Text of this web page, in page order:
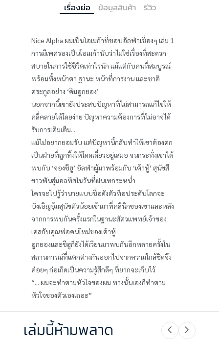
เรื่องย่อ ข้อมูลสินค้า รีวิว
Nice Alpha ผมเป็นโอเมก้าที่ชอบอัลฟ่าเชื่องๆ เล่ม 1
การมีเพศรองเป็นโอเมก้านับว่าไม่ใช่เรื่องที่สะดวก
สบายในการใช้ชีวิตเท่าไรนัก แม้แต่กับคนที่สมบูรณ์
พร้อมทั้งหน้าตา ฐานะ หน้าที่การงาน และชาติ
ตระกูลอย่าง ‘คิมอูกยอง’
นอกจากนี้เขายังประสบปัญหาที่ไม่สามารถแก้ไขให้
คลี่คลายได้โดยง่าย ปัญหาความต้องการที่ไม่อาจได้
รับการเติมเต็ม...
แม้ไม่อยากยอมรับ แต่ปัญหานี้กลับทำให้เขาต้องตก
เป็นฝ่ายที่ถูกทิ้งให้โดดเดี่ยวอยู่เสมอ จนกระทั่งเขาได้
พบกับ ‘จองชีฮู’ อัลฟ่าผู้มาพร้อมกับ ‘เต้าหู้’ สุนัขสี
ขาวพันธุ์มอลทีสในวันที่ฝนเทกระหน่ำ
ใครจะไปรู้ว่านายแบบชื่อดังตัวท็อประดับโลกจะ
บังเอิญอุ้มสุนัขตัวน้อยเข้ามาที่คลินิกของเขาและหลัง
จากการพบกันครั้งแรกในฐานะสัตวแพทย์เจ้าของ
เคสกับคุณพ่อคนใหม่ของเต้าหู้
อูกยองและชีฮูก็ยังได้เวียนมาพบกันอีกหลายครั้งใน
สถานการณ์ที่แตกต่างกันออกไปจากความใกล้ชิดจึง
ค่อยๆ ก่อเกิดเป็นความรู้สึกดีๆ ที่ยากจะเก็บไว้
“... ผมจะทำตามหัวใจของผม ทางนั้นเองก็ทำตาม
หัวใจของตัวเองเถอะ”
เล่มนี้ห้ามพลาด